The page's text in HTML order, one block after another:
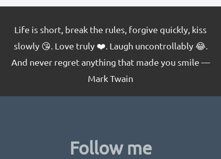
σε
Life is short, break the rules, forgive quickly, kiss
slowly 😘. Love truly ❤️. Laugh uncontrollably 😂.
And never regret anything that made you smile —
Mark Twain
Follow me